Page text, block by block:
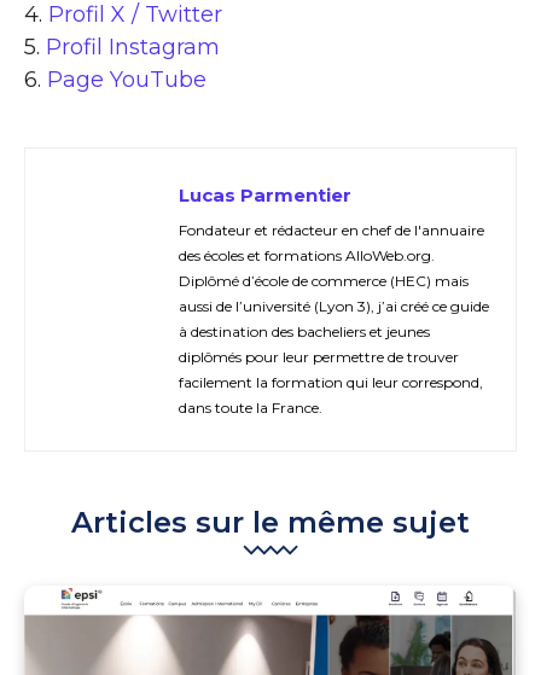
4. Profil X / Twitter
5. Profil Instagram
6. Page YouTube
Lucas Parmentier
Fondateur et rédacteur en chef de l'annuaire
des écoles et formations AlloWeb.org.
Diplômé d’école de commerce (HEC) mais
aussi de l’université (Lyon 3), j’ai créé ce guide
à destination des bacheliers et jeunes
diplômés pour leur permettre de trouver
facilement la formation qui leur correspond,
dans toute la France.
Articles sur le même sujet